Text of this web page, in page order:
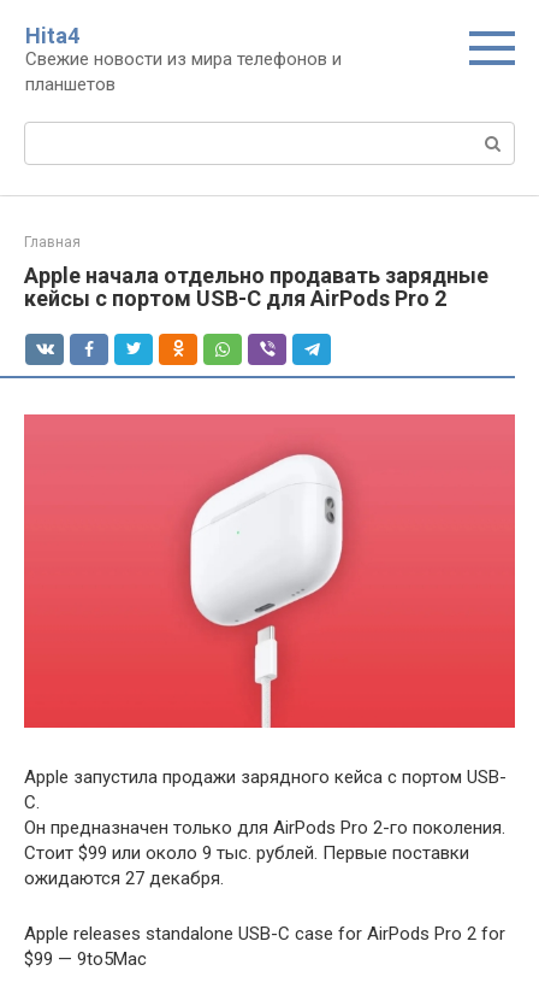
контенту
Нita4
Свежие новости из мира телефонов и
планшетов
Поиск:
Главная
Apple начала отдельно продавать зарядные
кейсы с портом USB-C для AirPods Pro 2
Apple запустила продажи зарядного кейса с портом USB-
C.
Он предназначен только для AirPods Pro 2-го поколения.
Стоит $99 или около 9 тыс. рублей. Первые поставки
ожидаются 27 декабря.
Apple releases standalone USB-C case for AirPods Pro 2 for
$99 — 9to5Mac